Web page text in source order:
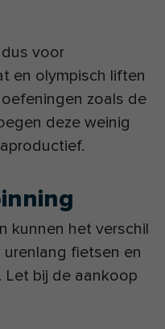
voor
en olympisch liften
zoals de
deze weinig
kunnen het verschil
fietsen en
bij de aankoop